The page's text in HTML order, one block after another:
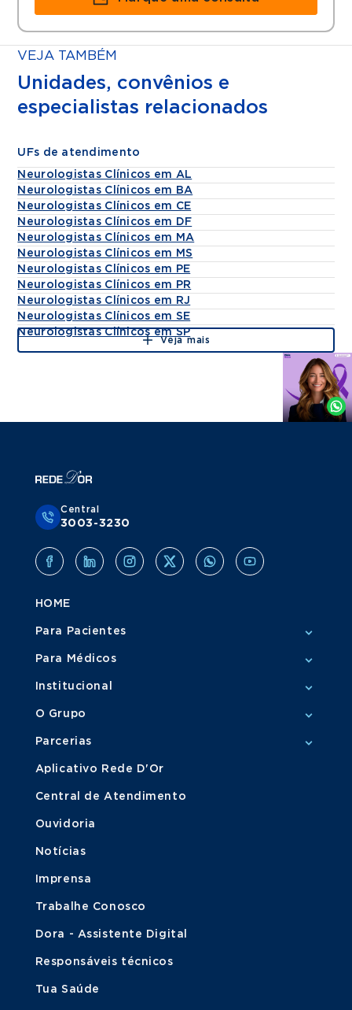
VEJA TAMBÉM
Unidades, convênios e
especialistas relacionados
UFs de atendimento
Neurologistas Clínicos em AL
Neurologistas Clínicos em BA
Neurologistas Clínicos em CE
Neurologistas Clínicos em DF
Neurologistas Clínicos em MA
Neurologistas Clínicos em MS
Neurologistas Clínicos em PE
Neurologistas Clínicos em PR
Neurologistas Clínicos em RJ
Neurologistas Clínicos em SE
Neurologistas Clínicos em SP
Veja mais
Agende
Whatsapp
Central
3003-3230
HOME
Para Pacientes
Para Médicos
Institucional
O Grupo
Parcerias
Aplicativo Rede D'Or
Central de Atendimento
Ouvidoria
Notícias
Imprensa
Trabalhe Conosco
Dora - Assistente Digital
Responsáveis técnicos
Tua Saúde